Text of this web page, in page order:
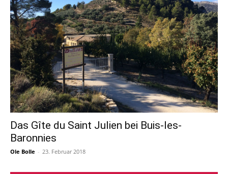
Das Gîte du Saint Julien bei Buis-les-
Baronnies
Ole Bolle - 23. Februar 2018